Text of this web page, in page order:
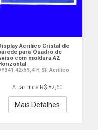
Acrilico Cristal de
para Quadro de
com moldura A2
42x59,4 H SF Acrilico
A partir de R$ 82,60
Mais Detalhes